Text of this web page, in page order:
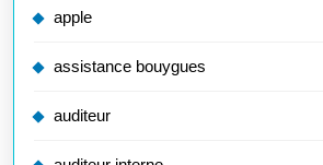
apple
assistance bouygues
auditeur